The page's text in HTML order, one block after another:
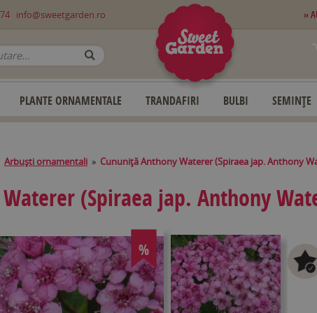
info@sweetgarden.ro »
PLANTE ORNAMENTALE TRANDAFIRI BULBI SEMINȚE
Arbuşti ornamentali » Cununiţă Anthony Waterer (Spiraea jap. Anthony
(Spiraea jap. Anthony
%